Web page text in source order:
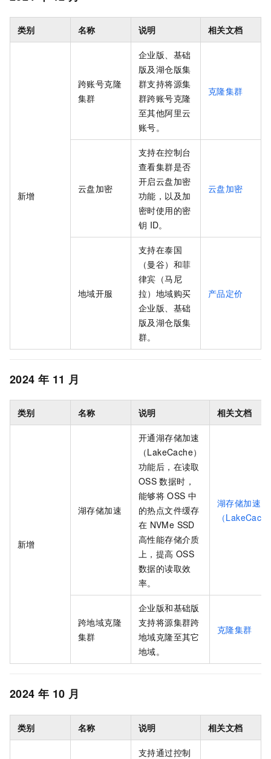
类别 名称 说明 相关文档
新增
跨账号克隆
集群
企业版、基础
版及湖仓版集
群支持将源集
群跨账号克隆
至其他阿里云
账号。
克隆集群
云盘加密
支持在控制台
查看集群是否
开启云盘加密
功能，以及加
密时使用的密
钥 ID。
云盘加密
地域开服
支持在泰国
（曼谷）和菲
律宾（马尼
拉）地域购买
企业版、基础
版及湖仓版集
群。
产品定价
2024 年 11 月
类别 名称 说明 相关文档
新增
湖存储加速
开通湖存储加速
（LakeCache）
功能后，在读取
OSS 数据时，
能够将 OSS 中
的热点文件缓存
在 NVMe SSD
高性能存储介质
上，提高 OSS
数据的读取效
率。
湖存储加速
（
跨地域克隆
集群
企业版和基础版
支持将源集群跨
地域克隆至其它
地域。
克隆集群
2024 年 10 月
类别 名称 说明 相关文档
支持通过控制